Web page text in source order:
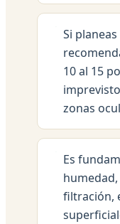
Si
10 al 15
zonas
Es
filtración,